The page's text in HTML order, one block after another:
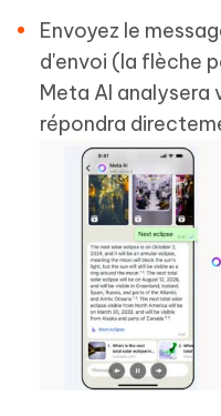
Envoyez le
d'envoi (la flèche
Meta AI
répondra